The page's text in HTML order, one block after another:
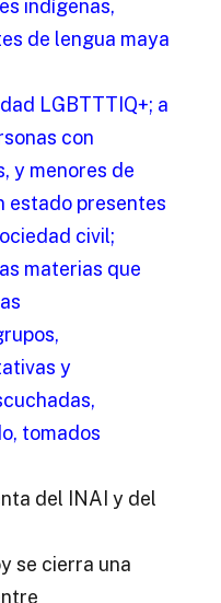
indígenas,
de lengua maya
LGBTTTIQ+; a
con
y menores de
estado presentes
civil;
materias que
y
tomados
del INAI y del
se cierra una